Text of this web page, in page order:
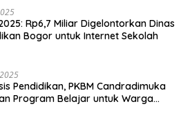
Rp6,7 Miliar Digelontorkan Dinas
Bogor untuk Internet Sekolah
Pendidikan, PKBM Candradimuka
Program Belajar untuk Warga